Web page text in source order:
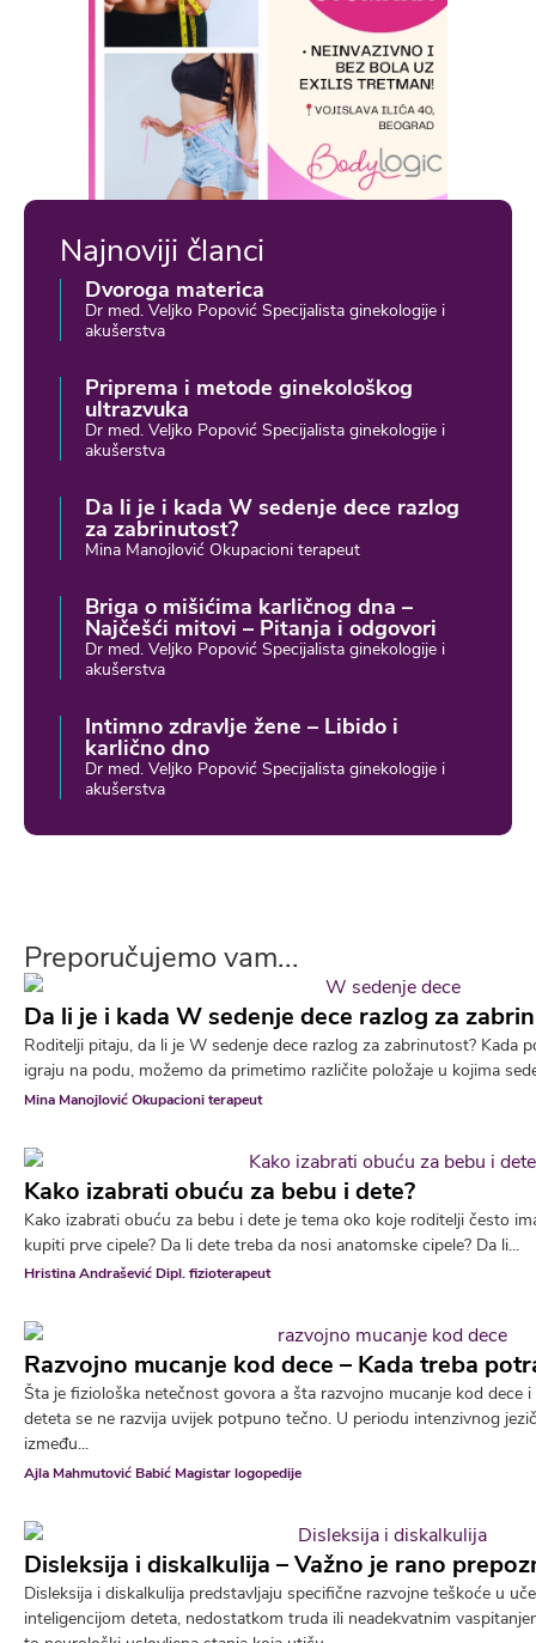
Najnoviji članci
Dvoroga materica
Dr med. Veljko Popović Specijalista ginekologije i
akušerstva
Priprema i metode ginekološkog
ultrazvuka
Dr med. Veljko Popović Specijalista ginekologije i
akušerstva
Da li je i kada W sedenje dece razlog
za zabrinutost?
Mina Manojlović Okupacioni terapeut
Briga o mišićima karličnog dna –
Najčešći mitovi – Pitanja i odgovori
Dr med. Veljko Popović Specijalista ginekologije i
akušerstva
Intimno zdravlje žene – Libido i
karlično dno
Dr med. Veljko Popović Specijalista ginekologije i
akušerstva
Preporučujemo vam...
Da li je i kada W sedenje dece razlog za
Roditelji pitaju, da li je W sedenje dece razlog za zabrinutost? Kada
igraju na podu, možemo da primetimo različite položaje u kojima
Mina Manojlović Okupacioni terapeut
Kako izabrati obuću za bebu i dete?
Kako izabrati obuću za bebu i dete je tema oko koje roditelji često
kupiti prve cipele? Da li dete treba da nosi anatomske cipele? Da li...
Hristina Andrašević Dipl. fizioterapeut
Razvojno mucanje kod dece – Kada treba
Šta je fiziološka netečnost govora a šta razvojno mucanje kod dece
deteta se ne razvija uvijek potpuno tečno. U periodu intenzivnog
između...
Ajla Mahmutović Babić Magistar logopedije
Disleksija i diskalkulija – Važno je rano
Disleksija i diskalkulija predstavljaju specifične razvojne teškoće u
inteligencijom deteta, nedostatkom truda ili neadekvatnim